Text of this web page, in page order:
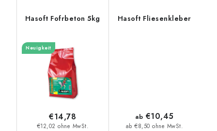
Hasoft Fofrbeton 5kg
Neuigkeit
€12,02 ohne MwSt.
€14,78
Hasoft Fliesenkleber
ab €8,50 ohne MwSt.
ab €10,45